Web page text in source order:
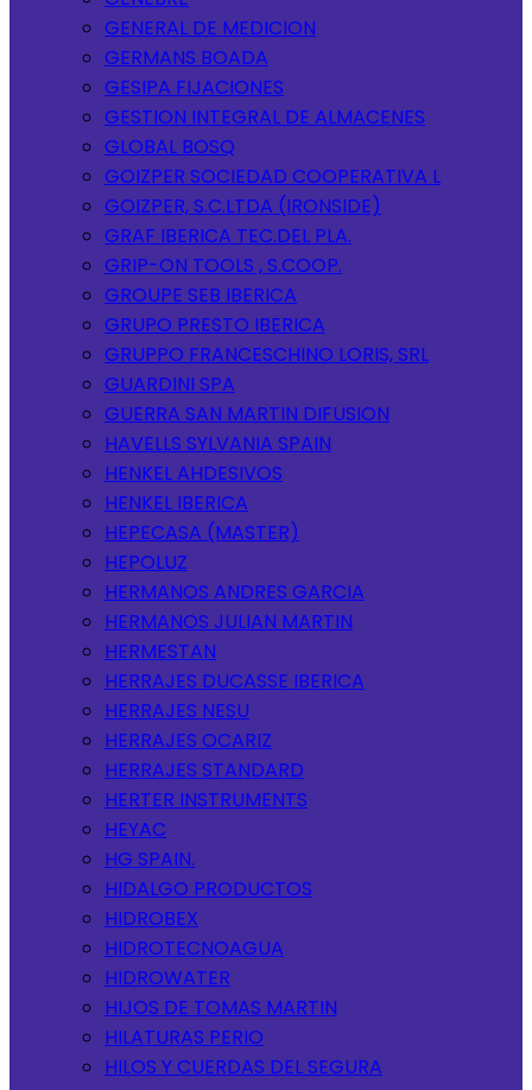
GENERAL DE MEDICION
GERMANS BOADA
GESIPA FIJACIONES
GESTION INTEGRAL DE ALMACENES
GLOBAL BOSQ
GOIZPER SOCIEDAD COOPERATIVA L
GOIZPER, S.C.LTDA (IRONSIDE)
GRAF IBERICA TEC.DEL PLA.
GRIP-ON TOOLS , S.COOP.
GROUPE SEB IBERICA
GRUPO PRESTO IBERICA
GRUPPO FRANCESCHINO LORIS, SRL
GUARDINI SPA
GUERRA SAN MARTIN DIFUSION
HAVELLS SYLVANIA SPAIN
HENKEL AHDESIVOS
HENKEL IBERICA
HEPECASA (MASTER)
HEPOLUZ
HERMANOS ANDRES GARCIA
HERMANOS JULIAN MARTIN
HERMESTAN
HERRAJES DUCASSE IBERICA
HERRAJES NESU
HERRAJES OCARIZ
HERRAJES STANDARD
HERTER INSTRUMENTS
HEYAC
HG SPAIN.
HIDALGO PRODUCTOS
HIDROBEX
HIDROTECNOAGUA
HIDROWATER
HIJOS DE TOMAS MARTIN
HILATURAS PERIO
HILOS Y CUERDAS DEL SEGURA